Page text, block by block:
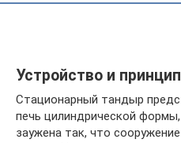
Устройство и
Стационарный тандыр
печь цилиндрической
заужена так, что